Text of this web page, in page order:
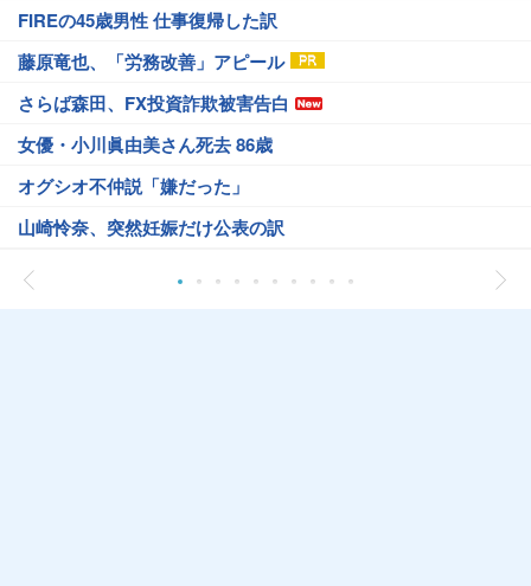
FIREの45歳男性 仕事復帰した訳
藤原竜也、「労務改善」アピール
さらば森田、FX投資詐欺被害告白
女優・小川眞由美さん死去 86歳
オグシオ不仲説「嫌だった」
山崎怜奈、突然妊娠だけ公表の訳